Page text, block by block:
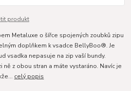
produkt
Metaluxe o šířce spojených zoubků zipu
doplňkem k vsadce BellyBoo®. Je
vsadka nepasuje na zip vaší bundy.
z obou stran a máte vystaráno. Navíc je
celý popis